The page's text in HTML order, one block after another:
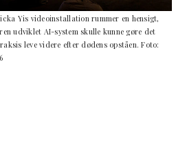
Yis videoinstallation rummer en hensigt,
udviklet AI-system skulle kunne gøre det
leve videre efter dødens opståen. Foto: